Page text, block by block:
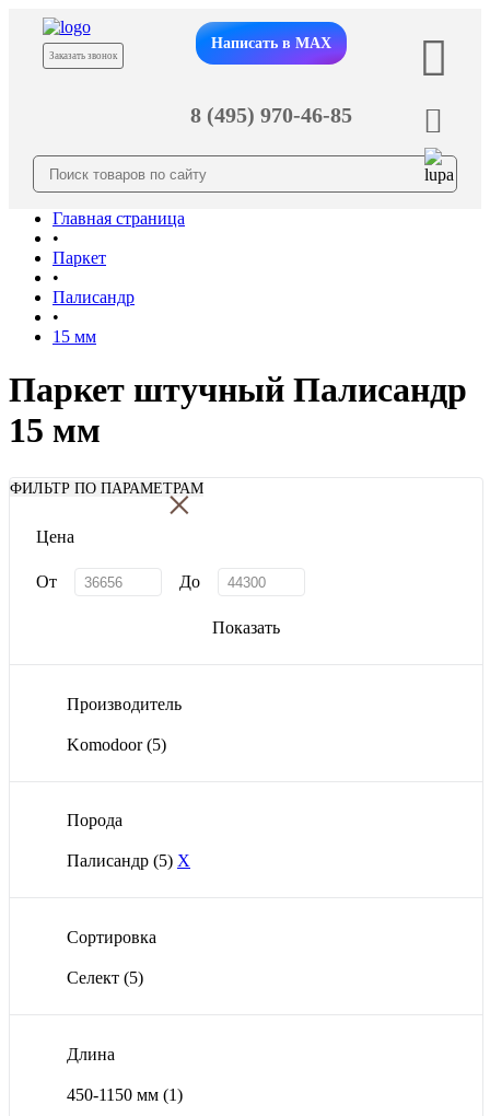
Заказать звонок
Написать в MAX
8 (495) 970-46-85
Главная страница
•
Паркет
•
Палисандр
•
15 мм
Паркет штучный Палисандр
15 мм
ФИЛЬТР ПО ПАРАМЕТРАМ
×
Цена
От До
Показать
Производитель
Komodoor(5)
Порода
Палисандр (5) X
Сортировка
Селект (5)
Длина
450-1150 мм (1)